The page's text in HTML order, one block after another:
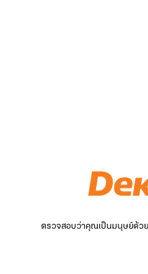
ตรวจสอบว่าคุณเป็นมนุษย์ด้วย